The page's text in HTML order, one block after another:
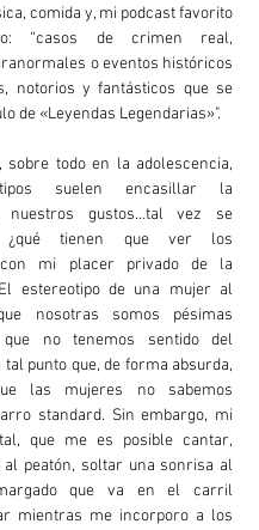
comida y, mi podcast favorito
“casos de crimen real,
o eventos históricos
notorios y fantásticos que se
de «Leyendas Legendarias»".
sobre todo en la adolescencia,
suelen encasillar la
nuestros gustos…tal vez se
¿qué tienen que ver los
con mi placer privado de la
estereotipo de una mujer al
nosotras somos pésimas
que no tenemos sentido del
tal punto que, de forma absurda,
las mujeres no sabemos
standard. Sin embargo, mi
que me es posible cantar,
peatón, soltar una sonrisa al
que va en el carril
mientras me incorporo a los